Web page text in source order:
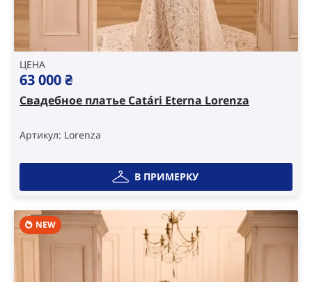
ЦЕНА
63 000₴
Свадебное платье Catári Eterna Lorenza
Артикул: Lorenza
В ПРИМЕРКУ
NEW